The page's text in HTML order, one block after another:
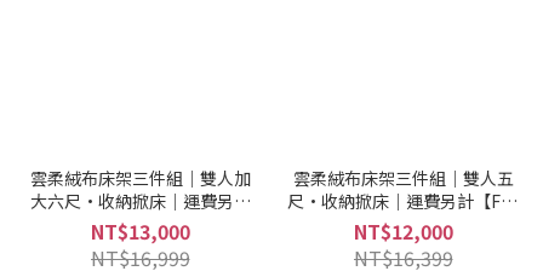
雲柔絨布床架三件組｜雙人加
大六尺·收納掀床｜運費另計
【FN-010】
NT$13,000
NT$16,999
雲柔絨布床架三件組｜雙人五
尺·收納掀床｜運費另計【FN-
010】
NT$12,000
NT$16,399